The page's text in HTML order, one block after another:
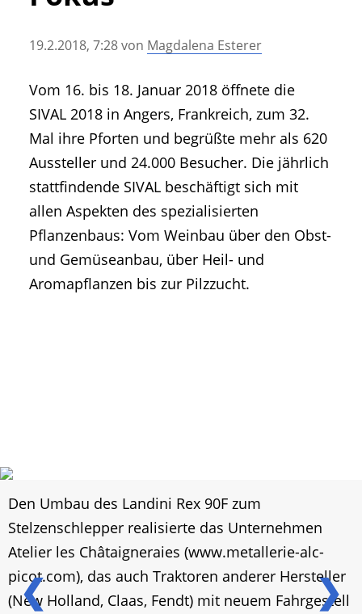
• Messen und Veranstaltungen
• Agritechnica Neuheiten Archiv
• Artikel nach Hersteller/Marke
19.2.2018, 7:28von Magdalena Esterer
Vom 16. bis 18. Januar 2018 öffnete die
SIVAL 2018 in Angers, Frankreich, zum 32.
Mal ihre Pforten und begrüßte mehr als 620
Aussteller und 24.000 Besucher. Die jährlich
stattfindende SIVAL beschäftigt sich mit
allen Aspekten des spezialisierten
Pflanzenbaus: Vom Weinbau über den Obst-
und Gemüseanbau, über Heil- und
Aromapflanzen bis zur Pilzzucht.
❮ ❯
Den Umbau des Landini Rex 90F zum
Stelzenschlepper realisierte das Unternehmen
Atelier les Châtaigneraies (www.metallerie-alc-
picot.com), das auch Traktoren anderer Hersteller
(New Holland, Claas, Fendt) mit neuem Fahrgestell